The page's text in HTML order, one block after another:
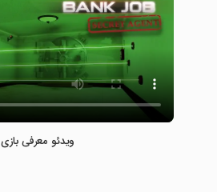
ویدئو معرفی بازی